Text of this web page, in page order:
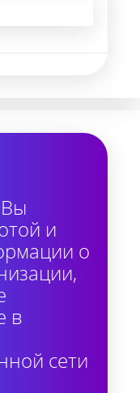
и
о
в
сети